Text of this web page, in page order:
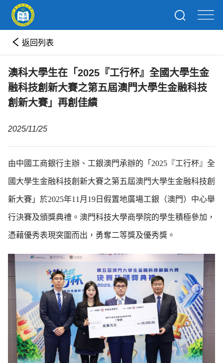
返回列表
澳科大學生在「2025『工行杯』全國大學生金
融科技創新大賽之第五屆澳門大學生金融科技
創新大賽」再創佳績
2025/11/25
由中國工商銀行主辦、工銀澳門承辦的「2025『工行杯』全
國大學生金融科技創新大賽之第五屆澳門大學生金融科技創
新大賽」於2025年11月19日假置地廣場工銀（澳門）中心舉
行決賽及頒獎典禮。澳門科技大學商學院的學生積極參加，
憑藉優秀表現突圍而出，勇奪二等獎及優秀獎。